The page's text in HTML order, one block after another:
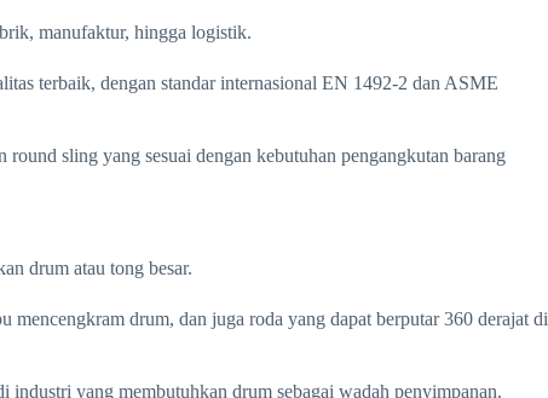
manufaktur, hingga logistik.
terbaik, dengan standar internasional EN 1492-2 dan ASME
sling yang sesuai dengan kebutuhan pengangkutan barang
drum atau tong besar.
drum, dan juga roda yang dapat berputar 360 derajat di
industri yang membutuhkan drum sebagai wadah penyimpanan.